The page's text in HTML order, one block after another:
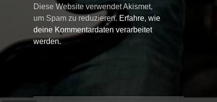
Diese Website verwendet Akismet,
um Spam zu reduzieren. Erfahre, wie
deine Kommentardaten verarbeitet
werden.